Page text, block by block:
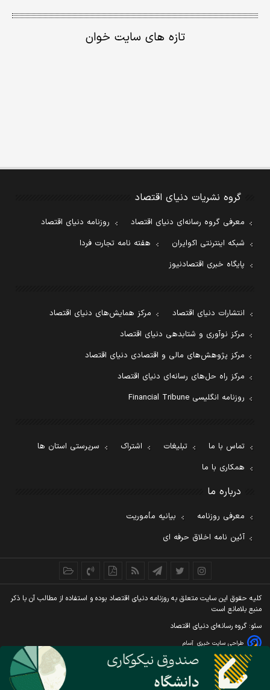
تازه های سایت خوان
گروه نشریات دنیای اقتصاد
معرفی گروه رسانه‌ای دنیای اقتصاد
روزنامه دنیای اقتصاد
شبکه اینترنتی اکوایران
هفته نامه تجارت فردا
پایگاه خبری اقتصادنیوز
انتشارات دنیای اقتصاد
مرکز همایش‌های دنیای اقتصاد
مرکز نوآوری و شتابدهی دنیای اقتصاد
مرکز پژوهش‌های مالی و اقتصادی دنیای اقتصاد
مرکز راه حل‌های رسانه‌ای دنیای اقتصاد
روزنامه انگلیسی Financial Tribune
تماس با ما تبلیغات اشتراک
سرپرستی استان ها
همکاری با ما
درباره ما
معرفی روزنامه
بیانیه مأموریت
آئین نامه اخلاق حرفه ای
کليه حقوق اين سايت متعلق به روزنامه دنيای اقتصاد بوده و استفاده از مطالب آن با ذکر
منبع بلامانع است
سئو: گروه رسانه‌ای دنیای اقتصاد
طراحی سایت خبری آسام